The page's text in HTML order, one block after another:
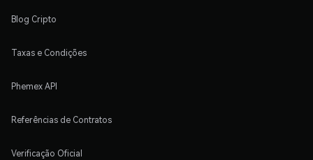
Blog Cripto
Taxas e Condições
Phemex API
Referências de Contratos
Verificação Oficial